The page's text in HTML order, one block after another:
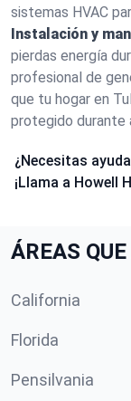
sistemas HVAC
Instalación y
pierdas energía
profesional de
que tu hogar en
protegido durante
¿Necesitas
¡Llama a Howell
ÁREAS
California
Florida
Pensilvania